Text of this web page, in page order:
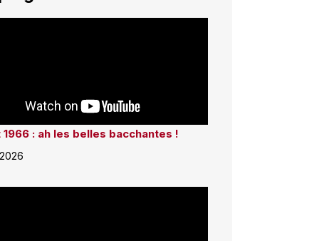
1966 : ah les belles bacchantes !